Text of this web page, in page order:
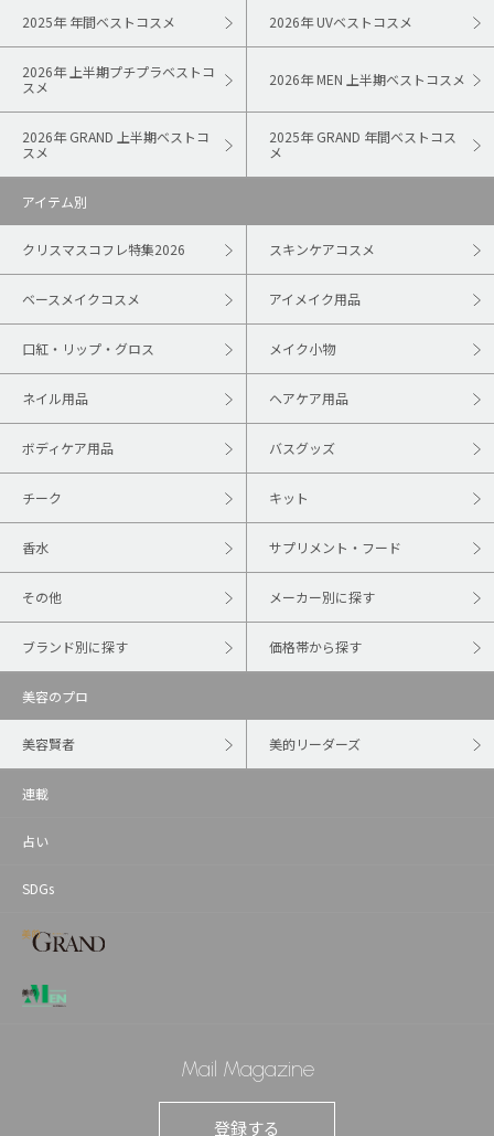
2025年 年間ベストコスメ 2026年 UVベストコスメ
2026年 上半期プチプラベストコ
スメ
2026年 MEN 上半期ベストコスメ
2026年 GRAND 上半期ベストコ
スメ
2025年 GRAND 年間ベストコス
メ
アイテム別
クリスマスコフレ特集2026 スキンケアコスメ
ベースメイクコスメ アイメイク用品
口紅・リップ・グロス メイク小物
ネイル用品 ヘアケア用品
ボディケア用品 バスグッズ
チーク キット
香水 サプリメント・フード
その他 メーカー別に探す
ブランド別に探す 価格帯から探す
美容のプロ
美容賢者 美的リーダーズ
連載
占い
SDGs
Mail Magazine
登録する